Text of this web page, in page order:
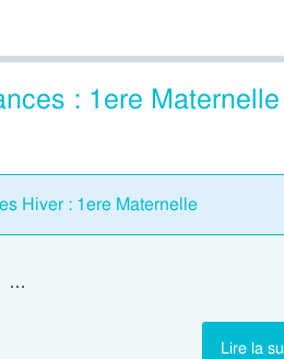
: 1ere
Hiver : 1ere Maternelle
…
Lire la